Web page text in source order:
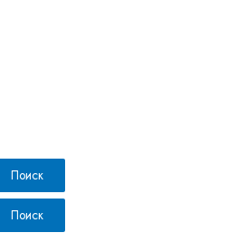
Поиск
Поиск